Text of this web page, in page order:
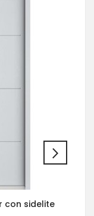
con sidelite